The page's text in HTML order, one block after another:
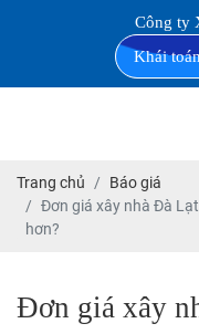
Công ty Xây
Khái
Trang chủ
Báo giá
Đơn giá xây nhà Đà
hơn?
Đơn giá xây